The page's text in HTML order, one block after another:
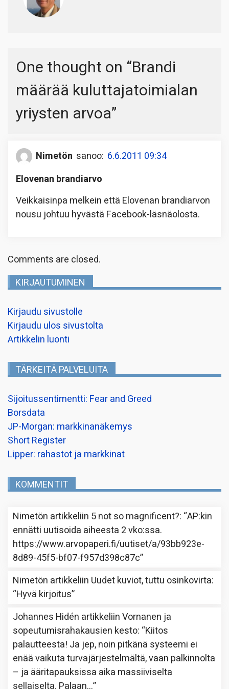
One thought on “Brandi
määrää kuluttajatoimialan
yriysten arvoa”
Nimetön sanoo: 6.6.2011 09:34
Elovenan brandiarvo
Veikkaisinpa melkein että Elovenan brandiarvon
nousu johtuu hyvästä Facebook-läsnäolosta.
Comments are closed.
KIRJAUTUMINEN
Kirjaudu sivustolle
Kirjaudu ulos sivustolta
Artikkelin luonti
TÄRKEITÄ PALVELUITA
Sijoitussentimentti: Fear and Greed
Borsdata
JP-Morgan: markkinanäkemys
Short Register
Lipper: rahastot ja markkinat
KOMMENTIT
Nimetön artikkeliin 5 not so magnificent?: “AP:kin
ennätti uutisoida aiheesta 2 vko:ssa.
https://www.arvopaperi.fi/uutiset/a/93bb923e-
8d89-45f5-bf07-f957d398c87c”
Nimetön artikkeliin Uudet kuviot, tuttu osinkovirta:
“Hyvä kirjoitus”
Johannes Hidén artikkeliinVornanen ja
sopeutumisrahakausien kesto: “Kiitos
palautteesta! Ja jep, noin pitkänä systeemi ei
enää vaikuta turvajärjestelmältä, vaan palkinnolta
– ja ääritapauksissa aika massiiviselta
sellaiselta. Palaan…”